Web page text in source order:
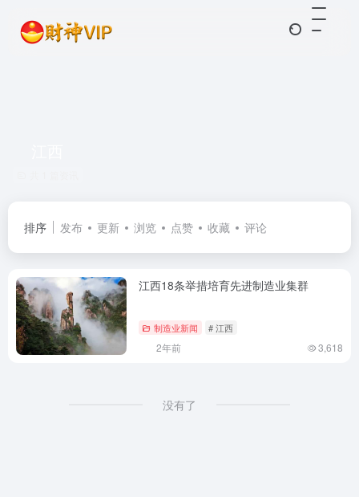
排序 发布 更新 浏览 点赞 收藏 评论
江西18条举措培育先进制造业集群
制造业新闻 # 江西
2年前 3,618
没有了